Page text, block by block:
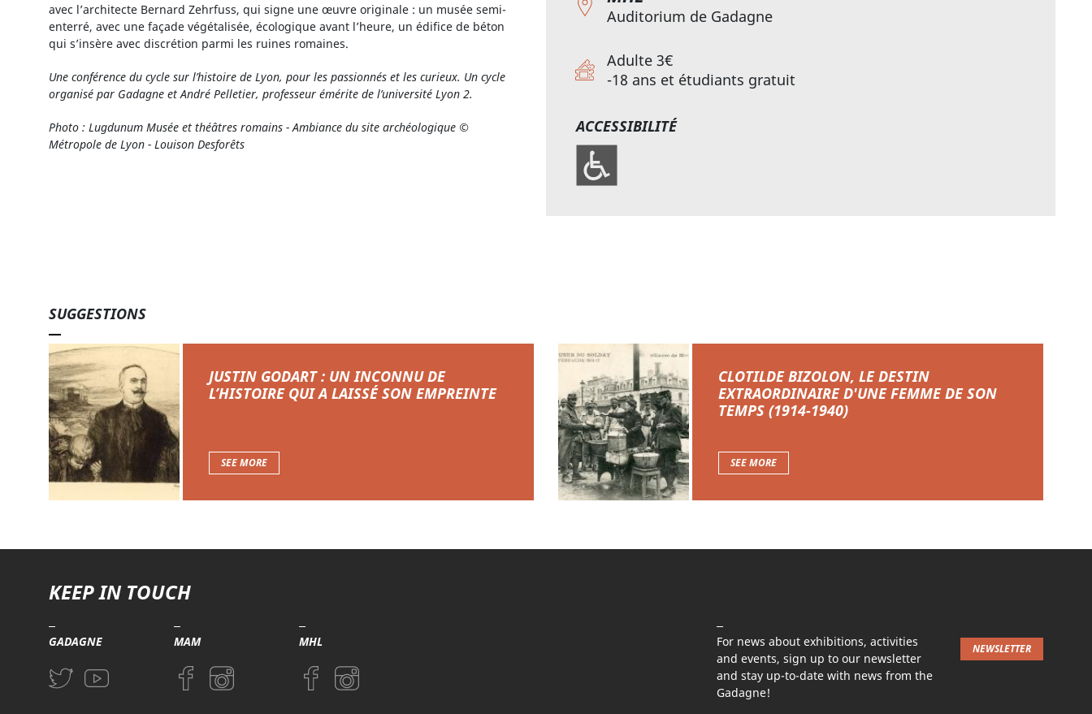
avec l’architecte Bernard Zehrfuss, qui signe une œuvre originale : un musée semi-
enterré, avec une façade végétalisée, écologique avant l’heure, un édifice de béton
qui s’insère avec discrétion parmi les ruines romaines.
Une conférence du cycle sur l’histoire de Lyon, pour les passionnés et les curieux. Un cycle
organisé par Gadagne et André Pelletier, professeur émérite de l’université Lyon 2.
Photo : Lugdunum Musée et théâtres romains - Ambiance du site archéologique ©
Métropole de Lyon - Louison Desforêts
Auditorium de Gadagne
Adulte 3€
-18 ans et étudiants gratuit
ACCESSIBILITÉ
SUGGESTIONS
JUSTIN GODART : UN INCONNU DE
L’HISTOIRE QUI A LAISSÉ SON EMPREINTE
SEE MORE
CLOTILDE BIZOLON, LE DESTIN
EXTRAORDINAIRE D'UNE FEMME DE SON
TEMPS (1914-1940)
SEE MORE
KEEP IN TOUCH
GADAGNE
Aller sur la page Twitter (nouvelle fenetre)
Aller sur la page Youtube (nouvelle fenetre)
MAM
Aller sur la page Facebook (nouvelle fenetre)
Aller sur la page Instagram (nouvelle fenetre)
MHL
Aller sur la page Facebook (nouvelle fenetre)
Aller sur la page Instagram (nouvelle fenetre)
For news about exhibitions, activities
and events, sign up to our newsletter
and stay up-to-date with news from the
Gadagne!
NEWSLETTER